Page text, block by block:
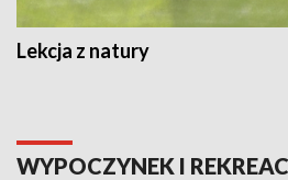
Lekcja z natury
WYPOCZYNEK I